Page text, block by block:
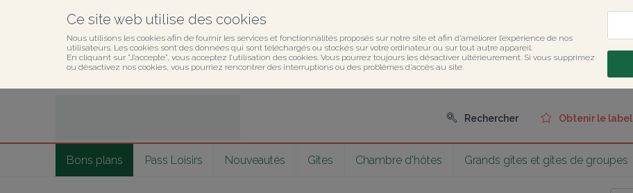
Ce site web utilise des cookies
Nous utilisons les cookies afin de fournir les services et fonctionnalités proposés sur notre site et afin d’améliorer l’expérience de nos
utilisateurs. Les cookies sont des données qui sont téléchargés ou stockés sur votre ordinateur ou sur tout autre appareil.
En cliquant sur ”J’accepte”, vous acceptez l’utilisation des cookies. Vous pourrez toujours les désactiver ultérieurement. Si vous supprimez
ou désactivez nos cookies, vous pourriez rencontrer des interruptions ou des problèmes d’accès au site.
Rechercher Obtenir le label
Bons plans Pass Loisirs Nouveautés Gîtes Chambre d'hôtes Grands gîtes et gîtes de groupes